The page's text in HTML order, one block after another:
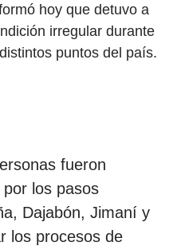
hoy que detuvo a
irregular durante
puntos del país.
fueron
los pasos
Dajabón, Jimaní y
los procesos de